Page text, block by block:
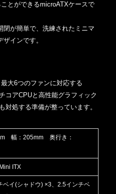
とができるmicroATXケースで
閉が簡単で、洗練されたミニマ
インです。
大6つのファンに対応する
コアCPUと高性能グラフィック
対処する準備が整っています。
幅：205mm 奥行き：
ITX
ベイ(シャドウ) ×3、2.5インチベ